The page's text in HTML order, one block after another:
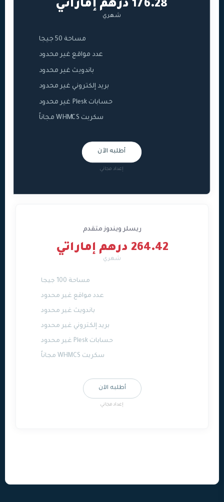
176.28 درهم إماراتي
شهري
مساحة 50 جيجا
عدد مواقع غير محدود
باندويث غير محدود
بريد إلكتروني غير محدود
حسابات Plesk غير محدود
سكربت WHMCS مجاناً
أطلبه الآن
إعداد مجاني
ريسلر ويندوز متقدم
264.42 درهم إماراتي
شهري
مساحة 100 جيجا
عدد مواقع غير محدود
باندويث غير محدود
بريد إلكتروني غير محدود
حسابات Plesk غير محدود
سكربت WHMCS مجاناً
أطلبه الآن
إعداد مجاني